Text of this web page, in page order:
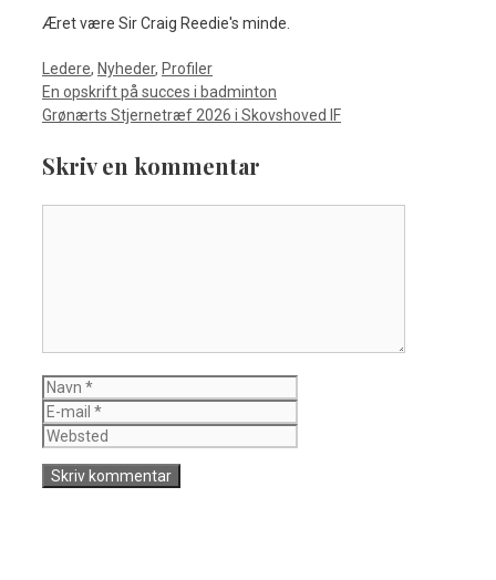
Æret være Sir Craig Reedie's minde.
Kategorier
Ledere, Nyheder, Profiler
En opskrift på succes i badminton
Grønærts Stjernetræf 2026 i Skovshoved IF
Skriv en kommentar
Navn